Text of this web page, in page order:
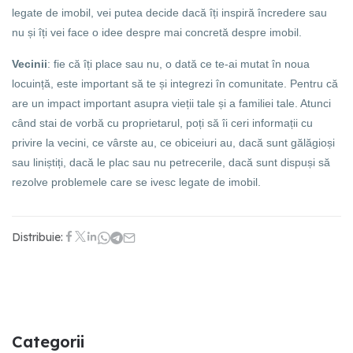
legate de imobil, vei putea decide dacă îți inspiră încredere sau
nu și îți vei face o idee despre mai concretă despre imobil.
Vecinii: fie că îți place sau nu, o dată ce te-ai mutat în noua
locuință, este important să te și integrezi în comunitate. Pentru că
are un impact important asupra vieții tale și a familiei tale. Atunci
când stai de vorbă cu proprietarul, poți să îi ceri informații cu
privire la vecini, ce vârste au, ce obiceiuri au, dacă sunt gălăgioși
sau liniștiți, dacă le plac sau nu petrecerile, dacă sunt dispuși să
rezolve problemele care se ivesc legate de imobil.
Distribuie:
Categorii